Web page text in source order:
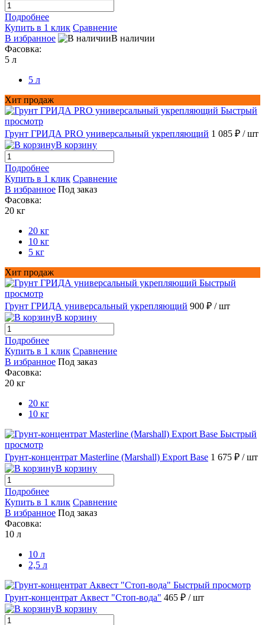
Подробнее
Купить в 1 клик Сравнение
В избранное
В наличии
Фасовка:
5 л
5 л
Хит продаж
Быстрый
просмотр
Грунт ГРИДА PRO универсальный укрепляющий 1 085 ₽ / шт
В корзину
Подробнее
Купить в 1 клик Сравнение
В избранное Под заказ
Фасовка:
20 кг
20 кг
10 кг
5 кг
Хит продаж
Быстрый
просмотр
Грунт ГРИДА универсальный укрепляющий 900 ₽ / шт
В корзину
Подробнее
Купить в 1 клик Сравнение
В избранное Под заказ
Фасовка:
20 кг
20 кг
10 кг
Быстрый
просмотр
Грунт-концентрат Masterline (Marshall) Export Base 1 675 ₽ / шт
В корзину
Подробнее
Купить в 1 клик Сравнение
В избранное Под заказ
Фасовка:
10 л
10 л
2,5 л
Быстрый просмотр
Грунт-концентрат Аквест "Стоп-вода" 465 ₽ / шт
В корзину